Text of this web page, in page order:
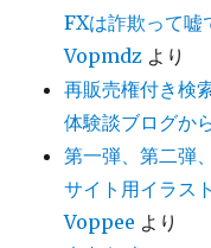
FXは詐欺って嘘
Vopmdz より
再販売権付き検
体験談ブログか
第一弾、第二弾
サイト用イラス
Voppee より